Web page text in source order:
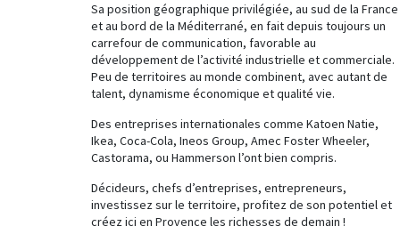
Sa position géographique privilégiée, au sud de la France
et au bord de la Méditerrané, en fait depuis toujours un
carrefour de communication, favorable au
développement de l’activité industrielle et commerciale.
Peu de territoires au monde combinent, avec autant de
talent, dynamisme économique et qualité vie.
Des entreprises internationales comme Katoen Natie,
Ikea, Coca-Cola, Ineos Group, Amec Foster Wheeler,
Castorama, ou Hammerson l’ont bien compris.
Décideurs, chefs d’entreprises, entrepreneurs,
investissez sur le territoire, profitez de son potentiel et
créez ici en Provence les richesses de demain !